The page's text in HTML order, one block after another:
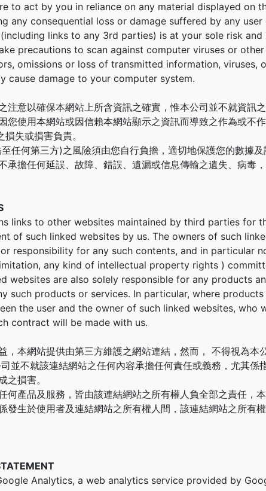
to act by you in reliance on any material displayed on
any consequential loss or damage suffered by any
links to any 3rd parties) is at your sole risk
precautions to scan against computer viruses or
omissions or loss of transmitted information,
cause damage to your computer system.
注意以確保本網站上所含資訊之確實，惟本公司並不就資訊
您使用本網站或因信賴本網站顯示之資訊而導致之作為或不
失或損害負責。
任何第三方)之風險須由您自行負擔，適切地保護您的數據
承擔任何延誤、故障、錯誤、遺漏或信息傳輸之遺失、病毒
links to other websites maintained by third parties for
of such linked websites by us. The owners of such
responsibility for any such contents, and in particular
any kind of intellectual property rights )
websites are also solely responsible for any products
such products or services. In particular, where
the user and the owner of such linked websites,
contract will be made with us.
，本網站提供由第三方維護之網站連結，然而， 不得視為
並不就該連結網站之任何內容承擔任何責任或義務，尤其
之損害。
何產品及服務，皆由該連結網站之所有權人負全部之責任，
發生於使用者及連結網站之所有權人間，該連結網站之所有
Analytics, a web analytics service provided by